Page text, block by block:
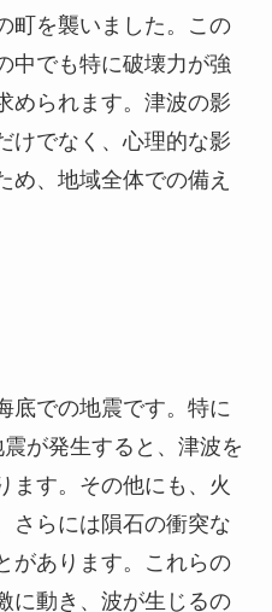
町を襲いました。この
中でも特に破壊力が強
められます。津波の影
けでなく、心理的な影
め、地域全体での備え
底での地震です。特に
が発生すると、津波を
ます。その他にも、火
さらには隕石の衝突な
があります。これらの
に動き、波が生じるの